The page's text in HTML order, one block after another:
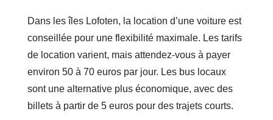
Dans les îles Lofoten, la location d’une voiture est
conseillée pour une flexibilité maximale. Les tarifs
de location varient, mais attendez-vous à payer
environ 50 à 70 euros par jour. Les bus locaux
sont une alternative plus économique, avec des
billets à partir de 5 euros pour des trajets courts.